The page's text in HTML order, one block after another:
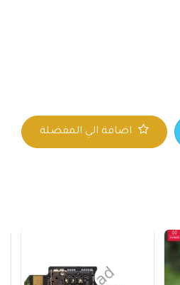
اضافة الي المفضلة